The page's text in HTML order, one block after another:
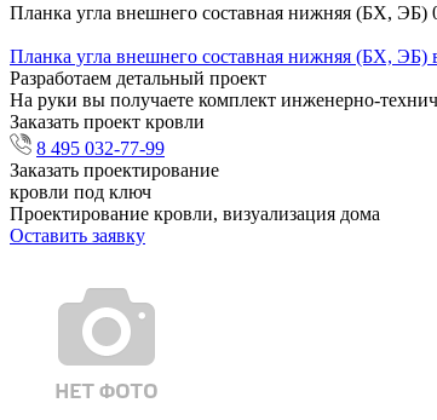
Планка угла внешнего составная нижняя (БХ, ЭБ)
Планка угла внешнего составная нижняя (БХ, ЭБ)
Разработаем детальный проект
На руки вы получаете комплект инженерно-
Заказать проект кровли
8 495 032-77-99
Заказать проектирование
кровли под ключ
Проектирование кровли, визуализация дома
Оставить заявку